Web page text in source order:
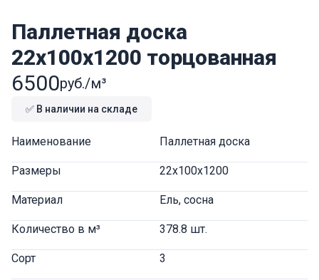
Паллетная доска
22x100x1200 торцованная
6500руб./м³
✅ В наличии на складе
Наименование Паллетная доска
Размеры 22x100x1200
Материал Ель, сосна
Количество в м³ 378.8 шт.
Сорт 3